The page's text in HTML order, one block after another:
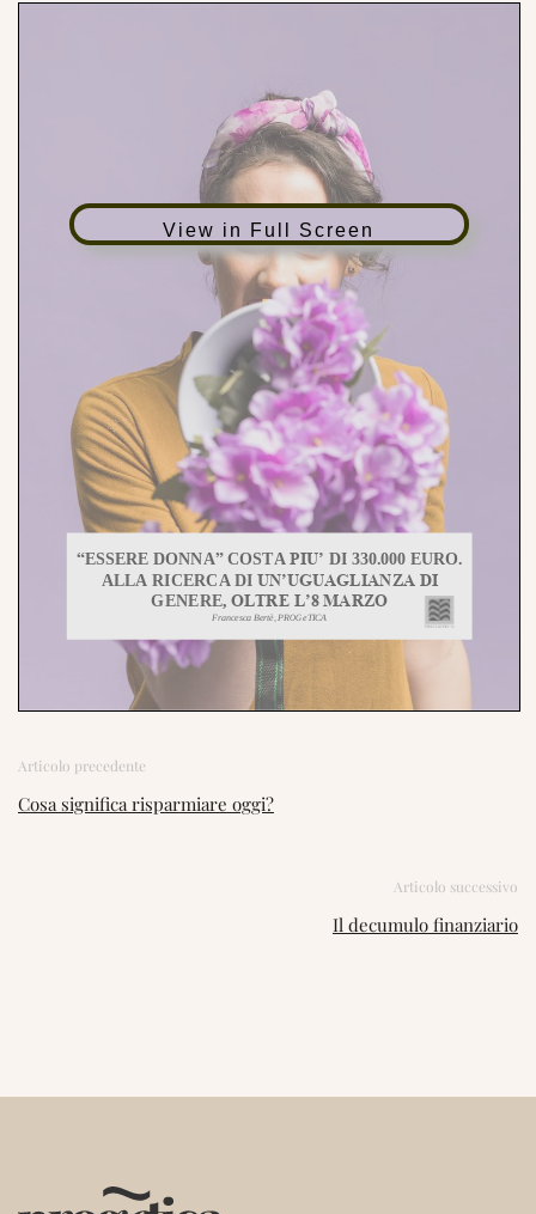
View in Full Screen
Articolo precedente
Cosa significa risparmiare oggi?
Articolo successivo
Il decumulo finanziario